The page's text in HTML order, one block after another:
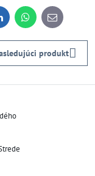
WhatsApp
E-
mail
produkt